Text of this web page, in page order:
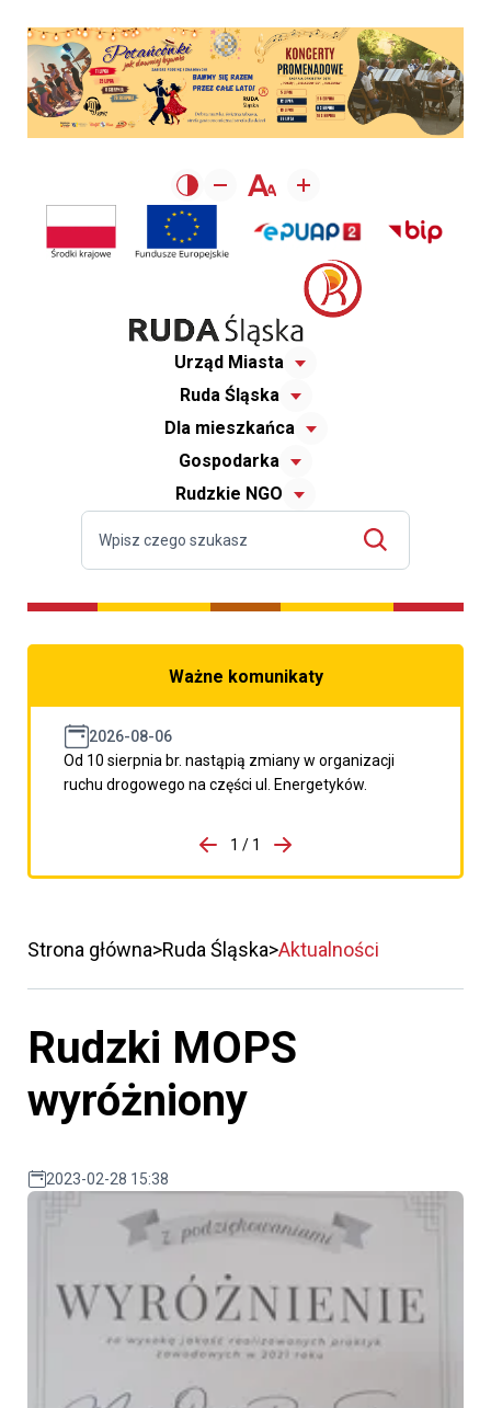
Urząd Miasta
Ruda Śląska
Dla mieszkańca
Gospodarka
Rudzkie NGO
Ważne komunikaty
2026-08-06
Od 10 sierpnia br. nastąpią zmiany w organizacji
ruchu drogowego na części ul. Energetyków.
porzpedniego komunikatu
1 / 1
Przejdź do następnego
Strona główna Ruda Śląska Aktualności
Rudzki MOPS
wyróżniony
2023-02-28 15:38